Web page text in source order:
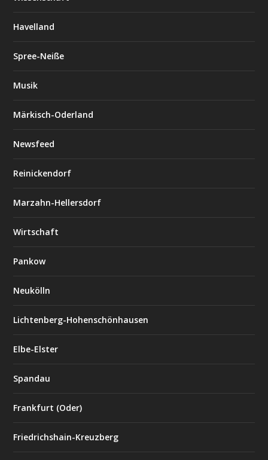
Havelland
Spree-Neiße
Musik
Märkisch-Oderland
Newsfeed
Reinickendorf
Marzahn-Hellersdorf
Wirtschaft
Pankow
Neukölln
Lichtenberg-Hohenschönhausen
Elbe-Elster
Spandau
Frankfurt (Oder)
Friedrichshain-Kreuzberg